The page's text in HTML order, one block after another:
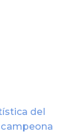
del